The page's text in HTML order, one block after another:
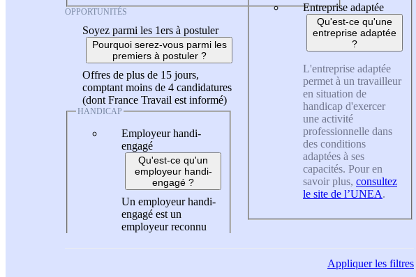
OPPORTUNITÉS
Soyez parmi les 1ers à postuler
Pourquoi serez-vous parmi les
premiers à postuler ?
Offres de plus de 15 jours,
comptant moins de 4 candidatures
(dont France Travail est informé)
HANDICAP
Employeur handi-
engagé
Qu'est-ce qu'un
employeur handi-
engagé ?
Un employeur handi-
engagé est un
employeur reconnu
Entreprise adaptée
Qu'est-ce qu'une
entreprise adaptée
?
L'entreprise adaptée
permet à un travailleur
en situation de
handicap d'exercer
une activité
professionnelle dans
des conditions
adaptées à ses
capacités. Pour en
savoir plus, consultez
le site de l’UNEA.
Appliquerles filtres